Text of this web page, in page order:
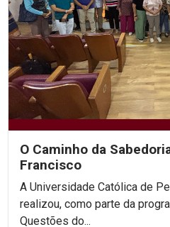
O Caminho da
Francisco
A Universidade Católica de
realizou, como parte da
Questões do...